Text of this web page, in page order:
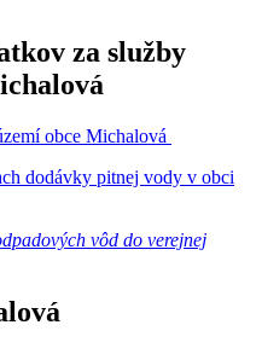
za služby
obce Michalová
dodávky pitnej vody v obci
vôd do verejnej